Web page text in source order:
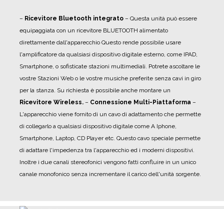
– Ricevitore Bluetooth integrato – Questa unità può essere
equipaggiata con un ricevitore BLUETOOTH alimentato
direttamente dall'apparecchio Questo rende possibile usare
l'amplificatore da qualsiasi dispositivo digitale esterno, come IPAD,
Smartphone, o sofisticate stazioni multimediali. Potrete ascoltare le
vostre Stazioni Web o le vostre musiche preferite senza cavi in giro
per la stanza. Su richiesta è possibile anche montare un
Ricevitore Wireless. – Connessione Multi-Piattaforma –
L'apparecchio viene fornito di un cavo di adattamento che permette
di collegarlo a qualsiasi dispositivo digitale come A Iphone,
Smartphone, Laptop, CD Player etc. Questo cavo speciale permette
di adattare l'impedenza tra l'apparecchio ed i moderni dispositivi.
Inoltre i due canali stereofonici vengono fatti confluire in un unico
canale monofonico senza incrementare il carico dell'unità sorgente.